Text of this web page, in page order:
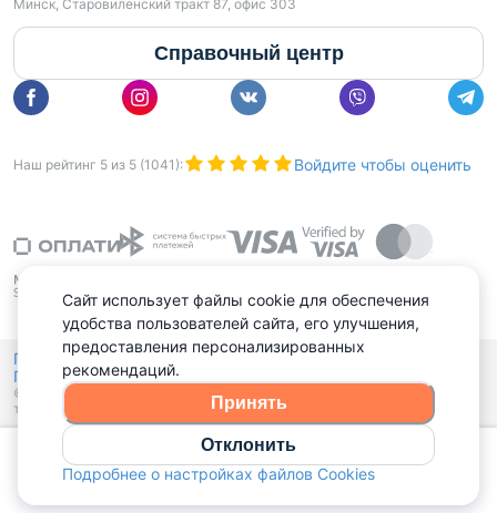
Позвонить
Минск, Старовиленский тракт 87, офис 303
Справочный центр
Наш рейтинг 5 из 5 (1041 ): Войдите чтобы оценить
Политика конфиденциальности,
Политика обработки файлов куки
© 2015 - 2026, Domovita.by. Копирование материалов допускается
только при наличии активной ссылки.
Сайт использует файлы cookie для обеспечения
удобства пользователей сайта, его улучшения,
предоставления персонализированных
рекомендаций.
Принять
Отклонить
Подробнее о настройках файлов Cookies